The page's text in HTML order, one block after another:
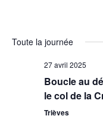
Toute la journée
27 avril 2025
Boucle au
le col de la
Trièves